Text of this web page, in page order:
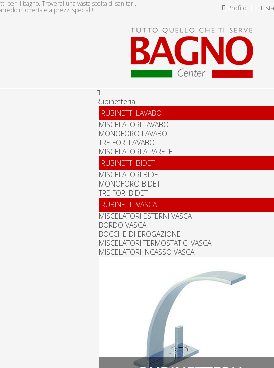
Profilo
per il bagno. Troverai una vasta scelta di sanitari,
in offerta e a prezzi speciali!
Rubinetteria
RUBINETTI LAVABO
MISCELATORI LAVABO
MONOFORO LAVABO
TRE FORI LAVABO
MISCELATORI A PARETE
RUBINETTI BIDET
MISCELATORI BIDET
MONOFORO BIDET
TRE FORI BIDET
RUBINETTI VASCA
MISCELATORI ESTERNI VASCA
BORDO VASCA
BOCCHE DI EROGAZIONE
MISCELATORI TERMOSTATICI VASCA
MISCELATORI INCASSO VASCA